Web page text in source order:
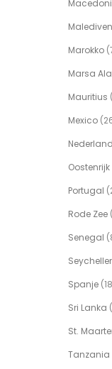
Malediven
Marokko
Marsa
Mauritius
Mexico
Nederland
Oostenrijk
Portugal
Rode Zee
Senegal
Spanje
Sri Lanka
St.
Tanzania